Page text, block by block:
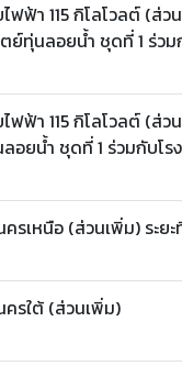
ไฟฟ้า 115 กิโลโวลต์
ย์ทุ่นลอยน้ำ ชุดที่ 1 ร่ว
ไฟฟ้า 115 กิโลโวลต์ (
อยน้ำ ชุดที่ 1 ร่วมกับโ
รเหนือ (ส่วนเพิ่ม) ระยะ
ครใต้ (ส่วนเพิ่ม)